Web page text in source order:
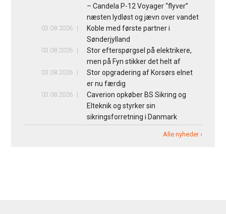
– Candela P-12 Voyager “flyver”
næsten lydløst og jævn over vandet
03.08.2026
Koble med første partner i
Sønderjylland
03.08.2026
Stor efterspørgsel på elektrikere,
men på Fyn stikker det helt af
03.08.2026
Stor opgradering af Korsørs elnet
er nu færdig
03.08.2026
Caverion opkøber BS Sikring og
Elteknik og styrker sin
sikringsforretning i Danmark
Alle nyheder ›